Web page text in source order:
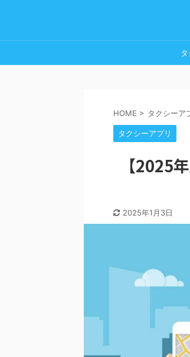
タ
HOME > タクシーア
タクシーアプリ
【2025
2025年1月3日